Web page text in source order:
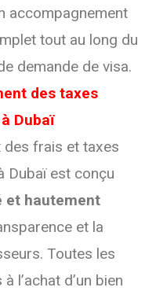
accompagnement
tout au long du
demande de visa.
des taxes
Dubaï
des frais et taxes
Dubaï est conçu
et hautement
et la
Toutes les
l’achat d’un bien